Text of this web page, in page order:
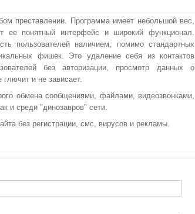
преставлении. Программа имеет небольшой вес,
ее понятный интерфейс и широкий функционал.
пользователей наличием, помимо стандартных
фишек. Это удаление себя из контактов
без авторизации, просмотр данных о
и не зависает.
обмена сообщениями, файлами, видеозвонками,
и среди "динозавров" сети.
без регистрации, смс, вирусов и рекламы.